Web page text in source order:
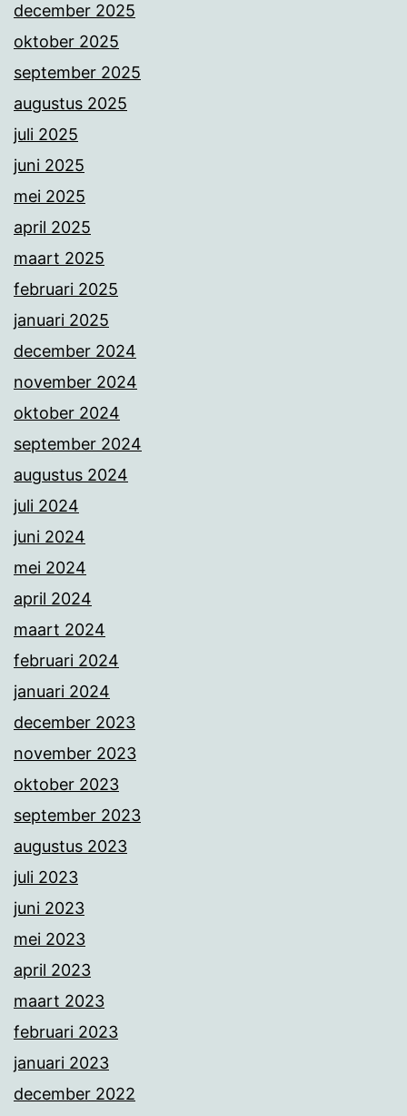
december 2025
oktober 2025
september 2025
augustus 2025
juli 2025
juni 2025
mei 2025
april 2025
maart 2025
februari 2025
januari 2025
december 2024
november 2024
oktober 2024
september 2024
augustus 2024
juli 2024
juni 2024
mei 2024
april 2024
maart 2024
februari 2024
januari 2024
december 2023
november 2023
oktober 2023
september 2023
augustus 2023
juli 2023
juni 2023
mei 2023
april 2023
maart 2023
februari 2023
januari 2023
december 2022